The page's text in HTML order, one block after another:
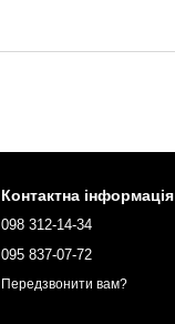
Контактна інформація
098 312-14-34
095 837-07-72
Передзвонити вам?